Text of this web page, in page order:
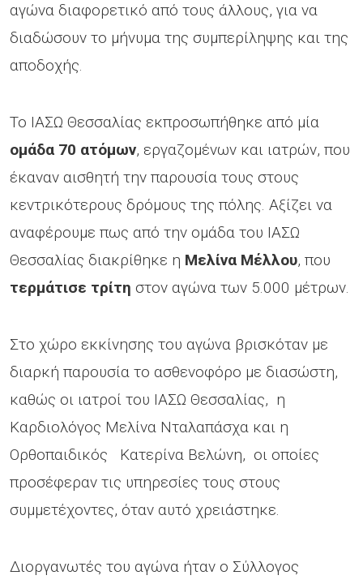
αγώνα διαφορετικό από τους άλλους, για να
διαδώσουν το μήνυμα της συμπερίληψης και της
αποδοχής.
Το ΙΑΣΩ Θεσσαλίας εκπροσωπήθηκε από μία
ομάδα 70 ατόμων, εργαζομένων και ιατρών, που
έκαναν αισθητή την παρουσία τους στους
κεντρικότερους δρόμους της πόλης. Αξίζει να
αναφέρουμε πως από την ομάδα του ΙΑΣΩ
Θεσσαλίας διακρίθηκε η Μελίνα Μέλλου, που
τερμάτισε τρίτη στον αγώνα των 5.000 μέτρων.
Στο χώρο εκκίνησης του αγώνα βρισκόταν με
διαρκή παρουσία το ασθενοφόρο με διασώστη,
καθώς οι ιατροί του ΙΑΣΩ Θεσσαλίας, η
Καρδιολόγος Μελίνα Νταλαπάσχα και η
Ορθοπαιδικός Κατερίνα Βελώνη, οι οποίες
προσέφεραν τις υπηρεσίες τους στους
συμμετέχοντες, όταν αυτό χρειάστηκε.
Διοργανωτές του αγώνα ήταν ο Σύλλογος